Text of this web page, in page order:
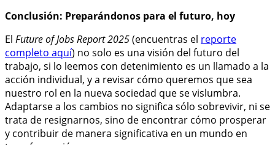
Conclusión: Preparándonos para el futuro, hoy
El Future of Jobs Report 2025(encuentras el reporte
completo aquí) no solo es una visión del futuro del
trabajo, si lo leemos con detenimiento es un llamado a la
acción individual, y a revisar cómo queremos que sea
nuestro rol en la nueva sociedad que se vislumbra.
Adaptarse a los cambios no significa sólo sobrevivir, ni se
trata de resignarnos, sino de encontrar cómo prosperar
y contribuir de manera significativa en un mundo en